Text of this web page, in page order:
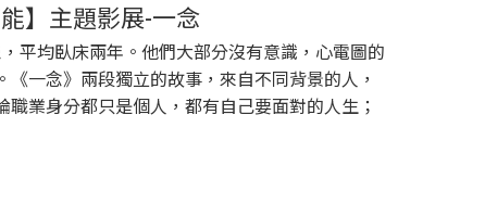
】主題影展-一念
平均臥床兩年。他們大部分沒有意識，心電圖的
一念》兩段獨立的故事，來自不同背景的人，
業身分都只是個人，都有自己要面對的人生；